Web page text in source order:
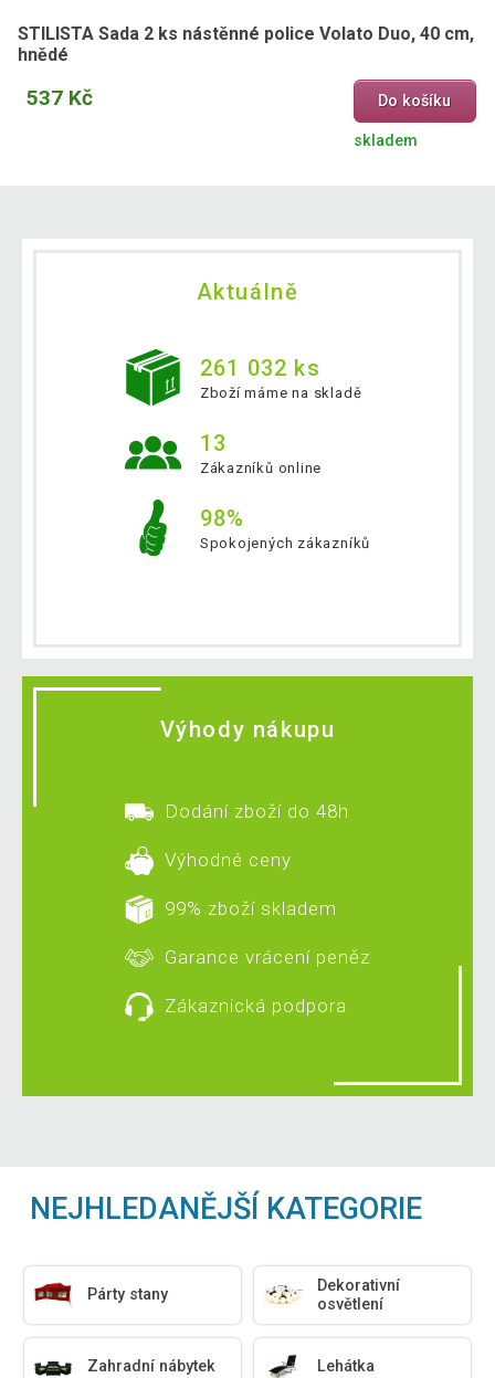
STILISTA Sada 2 ks nástěnné police Volato Duo, 40 cm,
hnědé
537 Kč Do košíku
skladem
Aktuálně
261 032 ks
Zboží máme na skladě
13
Zákazníků online
98%
Spokojených zákazníků
Výhody nákupu
Dodání zboží do 48h
Výhodné ceny
99% zboží skladem
Garance vrácení peněz
Zákaznická podpora
NEJHLEDANĚJŠÍ KATEGORIE
Párty stany
Dekorativní
osvětlení
Zahradní nábytek Lehátka